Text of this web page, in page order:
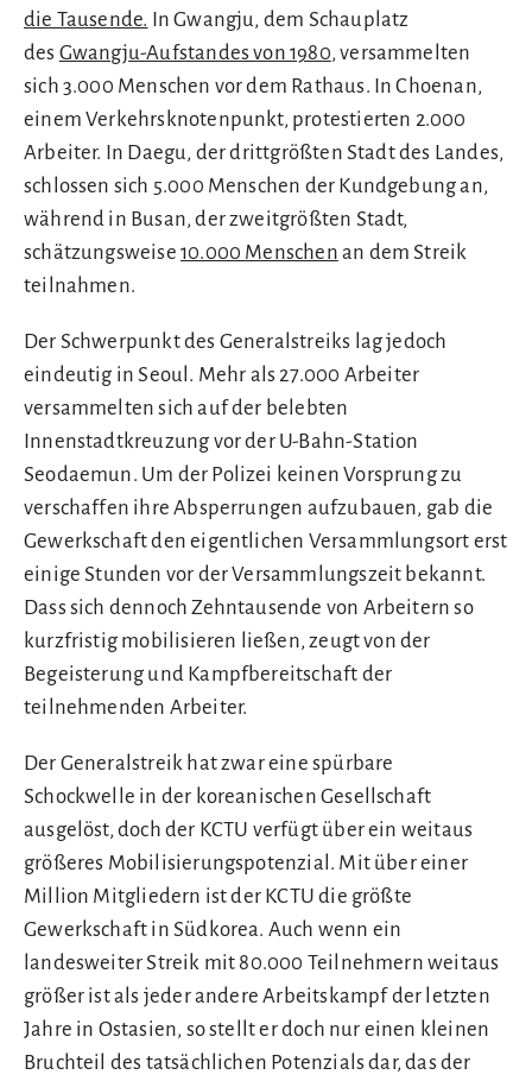
die Tausende. In Gwangju, dem Schauplatz
des Gwangju-Aufstandes von 1980, versammelten
sich 3.000 Menschen vor dem Rathaus. In Choenan,
einem Verkehrsknotenpunkt, protestierten 2.000
Arbeiter. In Daegu, der drittgrößten Stadt des Landes,
schlossen sich 5.000 Menschen der Kundgebung an,
während in Busan, der zweitgrößten Stadt,
schätzungsweise 10.000 Menschen an dem Streik
teilnahmen.
Der Schwerpunkt des Generalstreiks lag jedoch
eindeutig in Seoul. Mehr als 27.000 Arbeiter
versammelten sich auf der belebten
Innenstadtkreuzung vor der U-Bahn-Station
Seodaemun. Um der Polizei keinen Vorsprung zu
verschaffen ihre Absperrungen aufzubauen, gab die
Gewerkschaft den eigentlichen Versammlungsort erst
einige Stunden vor der Versammlungszeit bekannt.
Dass sich dennoch Zehntausende von Arbeitern so
kurzfristig mobilisieren ließen, zeugt von der
Begeisterung und Kampfbereitschaft der
teilnehmenden Arbeiter.
Der Generalstreik hat zwar eine spürbare
Schockwelle in der koreanischen Gesellschaft
ausgelöst, doch der KCTU verfügt über ein weitaus
größeres Mobilisierungspotenzial. Mit über einer
Million Mitgliedern ist der KCTU die größte
Gewerkschaft in Südkorea. Auch wenn ein
landesweiter Streik mit 80.000 Teilnehmern weitaus
größer ist als jeder andere Arbeitskampf der letzten
Jahre in Ostasien, so stellt er doch nur einen kleinen
Bruchteil des tatsächlichen Potenzials dar, das der